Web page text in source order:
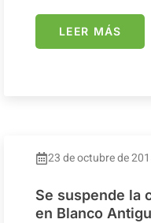
LEER MÁS
23 de octubre de
Se suspende la
en Blanco